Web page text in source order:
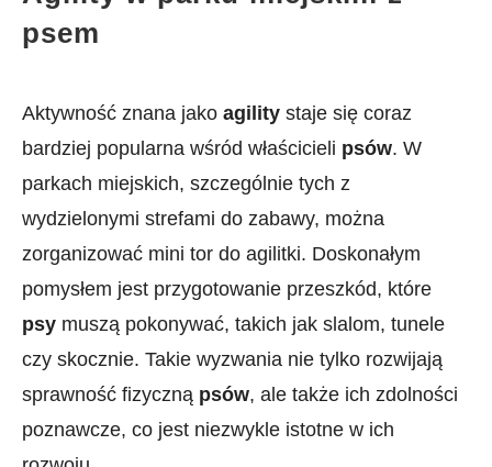
psem
Aktywność znana jako agility staje się ​coraz
bardziej popularna wśród⁢ właścicieli psów. W
parkach miejskich, szczególnie tych z
⁤wydzielonymi strefami do‍ zabawy, można
zorganizować mini ​tor do agilitki. Doskonałym
pomysłem jest przygotowanie przeszkód, które
psy muszą pokonywać, takich jak slalom, tunele
czy skocznie. Takie wyzwania nie tylko rozwijają
sprawność fizyczną‌ psów, ale także ich zdolności
poznawcze, co jest niezwykle istotne⁣ w ich